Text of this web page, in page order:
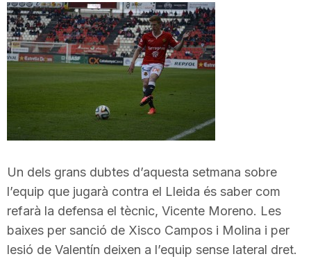
i
u
t
d
Un dels grans dubtes d’aquesta setmana sobre
l’equip que jugarà contra el Lleida és saber com
refarà la defensa el tècnic, Vicente Moreno. Les
baixes per sanció de Xisco Campos i Molina i per
lesió de Valentín deixen a l’equip sense lateral dret.